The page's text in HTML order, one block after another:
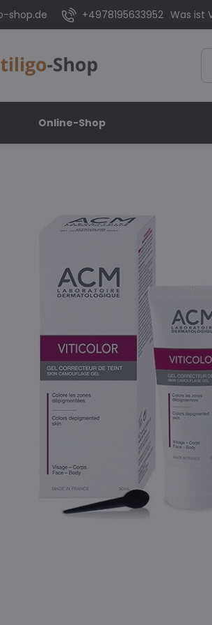
shop.de +4978195633952 Was ist
Online-Shop